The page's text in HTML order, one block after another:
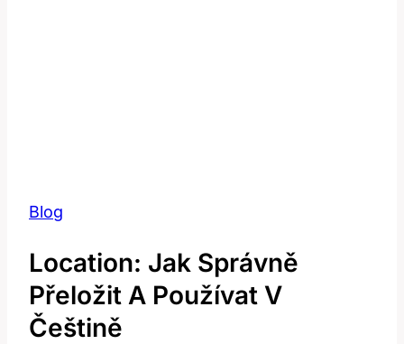
Blog
Location: Jak Správně
Přeložit A Používat V
Češtině